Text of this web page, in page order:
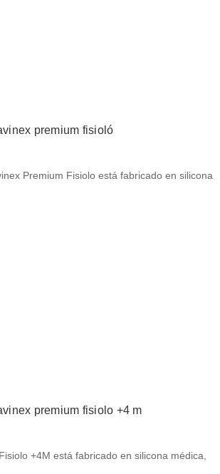
premium fisioló
Premium Fisiolo está fabricado en silicona
premium fisiolo +4 m
+4M está fabricado en silicona médica,